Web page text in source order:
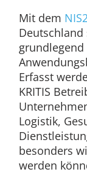
Mit dem
Deutschland
Erfasst
KRITIS
Logistik,
besonders
werden